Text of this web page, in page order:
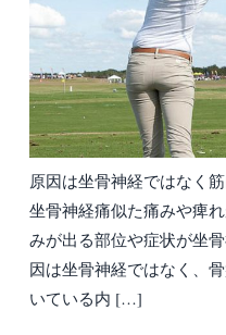
原因は坐骨神経ではなく
坐骨神経痛似た痛みや痺
みが出る部位や症状が坐
因は坐骨神経ではなく、
いている内 […]